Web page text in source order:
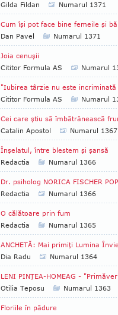
Gilda Fildan
Numarul 1371
Cum îşi pot face bine femeile şi
Dan Pavel
Numarul 1371
Joia cenuşii
Cititor Formula AS
Numarul
"Iubirea târzie nu este incriminată
Cititor Formula AS
Numarul
Cei care ştiu să îmbătrânească
Catalin Apostol
Numarul 1367
Înşelatul, între blestem şi şansă
Redactia
Numarul 1366
Dr. psiholog NORICA FISCHER
Redactia
Numarul 1366
O călătoare prin fum
Redactia
Numarul 1365
ANCHETĂ: Mai primiţi Lumina
Dia Radu
Numarul 1364
LENI PINŢEA-HOMEAG -
Otilia Teposu
Numarul 1363
Floriile în pădure